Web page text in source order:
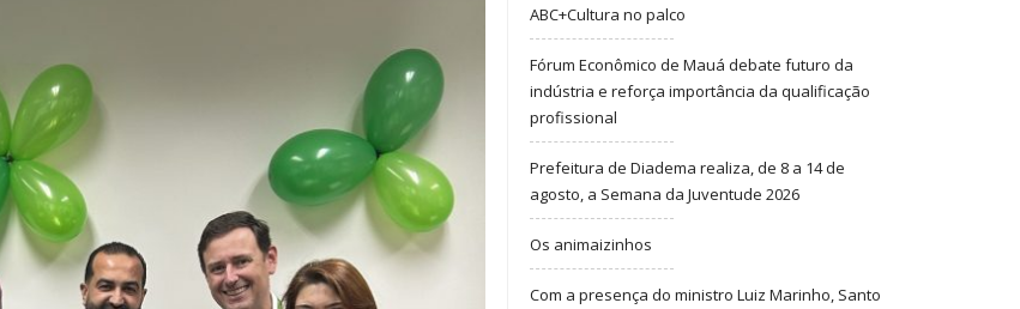
ABC+Cultura no palco
Fórum Econômico de Mauá debate futuro da
indústria e reforça importância da qualificação
profissional
Prefeitura de Diadema realiza, de 8 a 14 de
agosto, a Semana da Juventude 2026
Os animaizinhos
Com a presença do ministro Luiz Marinho, Santo